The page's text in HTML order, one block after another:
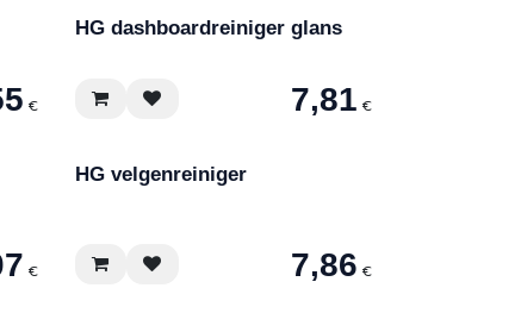
€
HG dashboardreiniger glans
7,81 €
€
HG velgenreiniger
7,86 €